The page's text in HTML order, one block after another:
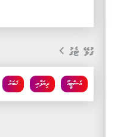
ގުޅޭ ޓެގު
ޚަބަރު ވިޔަފާރި އެސްޓީއޯ